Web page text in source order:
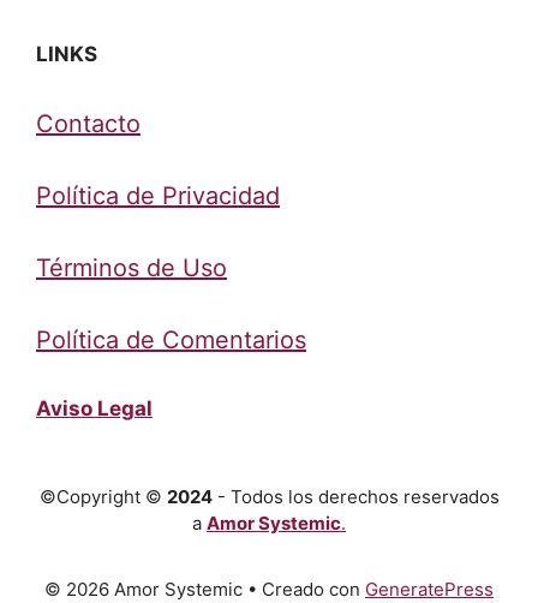
LINKS
Contacto
Política de Privacidad
Términos de Uso
Política de Comentarios
Aviso Legal
©Copyright © 2024- Todos los derechos reservados
a Amor Systemic.
© 2026 Amor Systemic • Creado con GeneratePress